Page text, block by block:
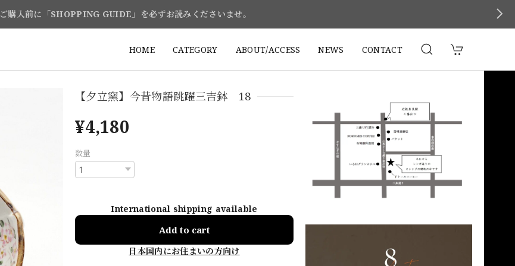
ご購入前に「SHOPPING GUIDE」を必ずお読みくださいませ。
HOME CATEGORY ABOUT/ACCESS NEWS CONTACT
【夕立窯】今昔物語跳躍三吉鉢 18
¥4,180
数量
International shipping available
Add to cart
日本国内にお住まいの方向け